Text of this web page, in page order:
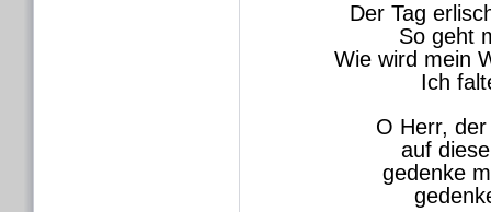
Der Tag
So geht
Wie wird mein
Ich
O Herr,
auf
gedenke